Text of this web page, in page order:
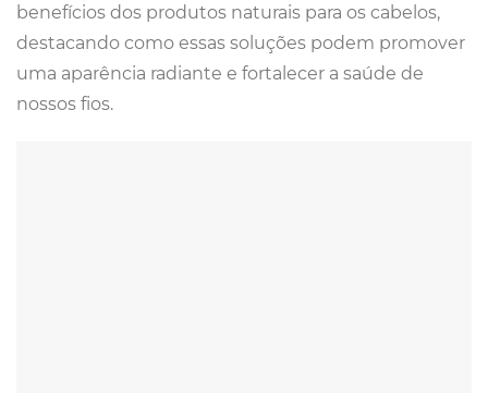
benefícios dos produtos naturais para os cabelos,
destacando como essas soluções podem promover
uma aparência radiante e fortalecer a saúde de
nossos fios.